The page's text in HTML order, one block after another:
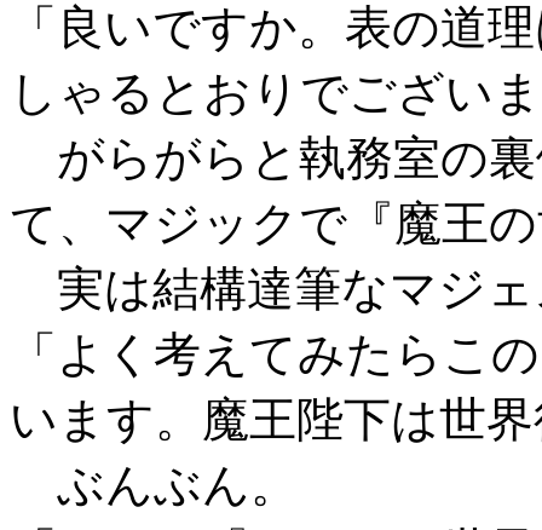
「良いですか。表の道
しゃるとおりでござい
がらがらと執務室の
て、マジックで『魔王
実は結構達筆なマジ
「よく考えてみたらこ
います。魔王陛下は世
ぶんぶん。